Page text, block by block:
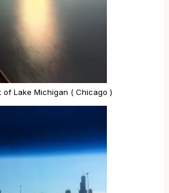
of Lake Michigan ( Chicago )